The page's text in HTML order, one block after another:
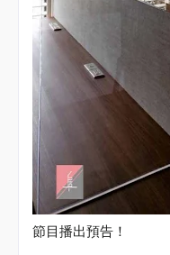
節目播出預告！